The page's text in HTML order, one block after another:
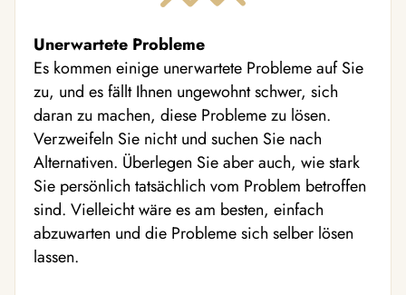
Unerwartete Probleme
Es kommen einige unerwartete Probleme auf Sie
zu, und es fällt Ihnen ungewohnt schwer, sich
daran zu machen, diese Probleme zu lösen.
Verzweifeln Sie nicht und suchen Sie nach
Alternativen. Überlegen Sie aber auch, wie stark
Sie persönlich tatsächlich vom Problem betroffen
sind. Vielleicht wäre es am besten, einfach
abzuwarten und die Probleme sich selber lösen
lassen.